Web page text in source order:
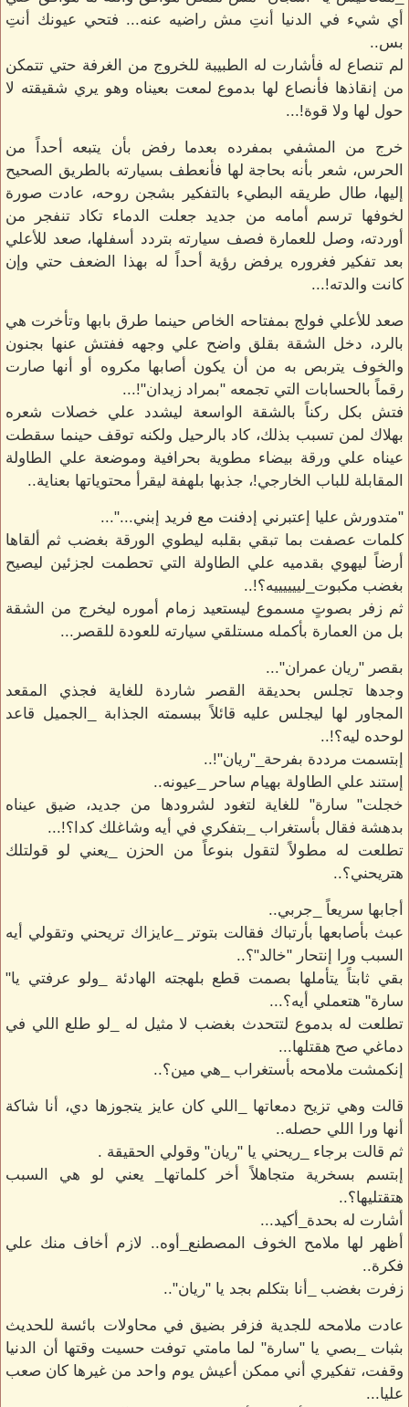
أي شيء في الدنيا أنتِ مش راضيه عنه... فتحي عيونك أنتِ
بس..
لم تنصاع له فأشارت له الطبيبة للخروج من الغرفة حتي تتمكن
من إنقاذها فأنصاع لها بدموع لمعت بعيناه وهو يري شقيقته لا
حول لها ولا قوة!...
خرج من المشفي بمفرده بعدما رفض بأن يتبعه أحداً من
الحرس، شعر بأنه بحاجة لها فأنعطف بسيارته بالطريق الصحيح
إليها، طال طريقه البطيء بالتفكير بشجن روحه، عادت صورة
لخوفها ترسم أمامه من جديد جعلت الدماء تكاد تنفجر من
أوردته، وصل للعمارة فصف سيارته بتردد أسفلها، صعد للأعلي
بعد تفكير فغروره يرفض رؤية أحداً له بهذا الضعف حتي وإن
كانت والدته!...
صعد للأعلي فولج بمفتاحه الخاص حينما طرق بابها وتأخرت هي
بالرد، دخل الشقة بقلق واضح علي وجهه ففتش عنها بجنون
والخوف يتربص به من أن يكون أصابها مكروه أو أنها صارت
رقماً بالحسابات التي تجمعه "بمراد زيدان"!...
فتش بكل ركناً بالشقة الواسعة ليشدد علي خصلات شعره
بهلاك لمن تسبب بذلك، كاد بالرحيل ولكنه توقف حينما سقطت
عيناه علي ورقة بيضاء مطوية بحرافية وموضعة علي الطاولة
المقابلة للباب الخارجي!، جذبها بلهفة ليقرأ محتوياتها بعناية..
"متدورش عليا إعتبرني إدفنت مع فريد إبني..."...
كلمات عصفت بما تبقي بقلبه ليطوي الورقة بغضب ثم ألقاها
أرضاً ليهوي بقدميه علي الطاولة التي تحطمت لجزئين ليصيح
بغضب مكبوت_لييييييه؟!..
ثم زفر بصوتٍ مسموع ليستعيد زمام أموره ليخرج من الشقة
بل من العمارة بأكمله مستلقي سيارته للعودة للقصر...
بقصر "ريان عمران"...
وجدها تجلس بحديقة القصر شاردة للغاية فجذي المقعد
المجاور لها ليجلس عليه قائلاً ببسمته الجذابة _الجميل قاعد
لوحده ليه؟!..
إبتسمت مرددة بفرحة_"ريان"!..
إستند علي الطاولة بهيام ساحر _عيونه..
خجلت" سارة" للغاية لتغود لشرودها من جديد، ضيق عيناه
بدهشة فقال بأستغراب _بتفكري في أيه وشاغلك كدا؟!...
تطلعت له مطولاً لتقول بنوعاً من الحزن _يعني لو قولتلك
هتريحني؟..
أجابها سريعاً _جربي..
عبث بأصابعها بأرتباك فقالت بتوتر _عايزاك تريحني وتقولي أيه
السبب ورا إنتحار "خالد"؟..
بقي ثابتاً يتأملها بصمت قطع بلهجته الهادئة _ولو عرفتي يا"
سارة" هتعملي أيه؟...
تطلعت له بدموع لتتحدث بغضب لا مثيل له _لو طلع اللي في
دماغي صح هقتلها...
إنكمشت ملامحه بأستغراب _هي مين؟..
قالت وهي تزيح دمعاتها _اللي كان عايز يتجوزها دي، أنا شاكة
أنها ورا اللي حصله..
ثم قالت برجاء _ريحني يا "ريان" وقولي الحقيقة .
إبتسم بسخرية متجاهلاً أخر كلماتها_ يعني لو هي السبب
هتقتليها؟..
أشارت له بحدة_أكيد...
أظهر لها ملامح الخوف المصطنع_أوه.. لازم أخاف منك علي
فكرة..
زفرت بغضب _أنا بتكلم بجد يا "ريان"..
عادت ملامحه للجدية فزفر بضيق في محاولات بائسة للحديث
بثبات _بصي يا "سارة" لما مامتي توفت حسيت وقتها أن الدنيا
وقفت، تفكيري أني ممكن أعيش يوم واحد من غيرها كان صعب
عليا...